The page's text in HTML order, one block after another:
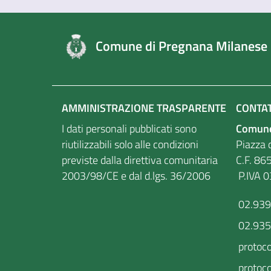
Comune di Pregnana Milanese
AMMINISTRAZIONE TRASPARENTE
I dati personali pubblicati sono
riutilizzabili solo alle condizioni
previste dalla direttiva comunitaria
2003/98/CE e dal d.lgs. 36/2006
Piazza
P.IVA